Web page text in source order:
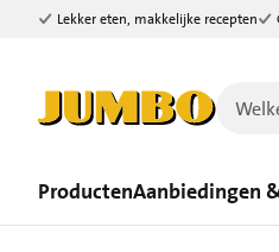
Ga naar zoeken
Ga naar hoofdinhoud
Lekker eten, makkelijke recepten
ProductenAanbiedingen